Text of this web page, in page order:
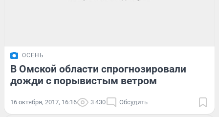
ОСЕНЬ
В Омской области спрогнозировали
дожди с порывистым ветром
16 октября, 2017, 16:16 3 430 Обсудить